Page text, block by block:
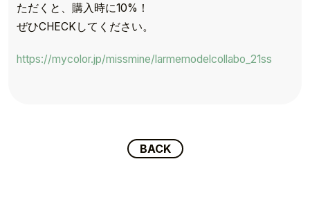
TOP
TOPICS
SCHEDULE
ただくと、購入時に10%！
ぜひCHECKしてください。
https://mycolor.jp/missmine/larmemodelcollabo_21ss
BACK